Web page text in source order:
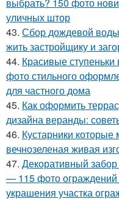
уличных штор
43. Сбор дождевой
жить застройщику и
44. Красивые
фото стильного
для частного дома
45. Как оформить
дизайна веранды:
46. Кустарники
вечнозеленая живая
47. Декоративный
— 115 фото
украшения участка